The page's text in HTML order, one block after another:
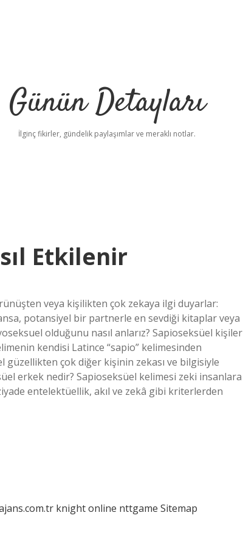
Günün Detayları
İlginç fikirler, gündelik paylaşımlar ve meraklı notlar.
Etkilenir
veya kişilikten çok zekaya ilgi duyarlar:
potansiyel bir partnerle en sevdiği kitaplar veya
olduğunu nasıl anlarız? Sapioseksüel kişiler
kendisi Latince “sapio” kelimesinden
güzellikten çok diğer kişinin zekası ve bilgisiyle
erkek nedir? Sapioseksüel kelimesi zeki insanlara
entelektüellik, akıl ve zekâ gibi kriterlerden
knight online nttgame Sitemap